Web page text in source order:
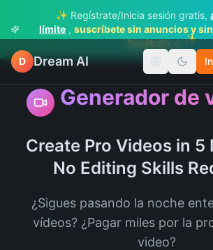
✨ Regístrate/Inicia sesión gratis,
límite , suscríbete sin anuncios y
Pruébalo → ✨
D
Dream AI Cambiar
Generador de
Create Pro Videos in 5
No Editing Skills
¿Sigues pasando la noche
vídeos? ¿Pagar miles por la
video?